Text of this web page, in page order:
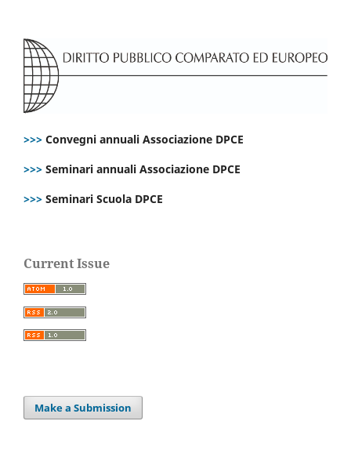
>>> Convegni annuali Associazione DPCE
>>> Seminari annuali Associazione DPCE
>>> Seminari Scuola DPCE
Current Issue
Make a Submission